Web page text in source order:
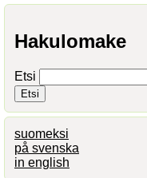
Hakulomake
Etsi
suomeksi
på svenska
in english